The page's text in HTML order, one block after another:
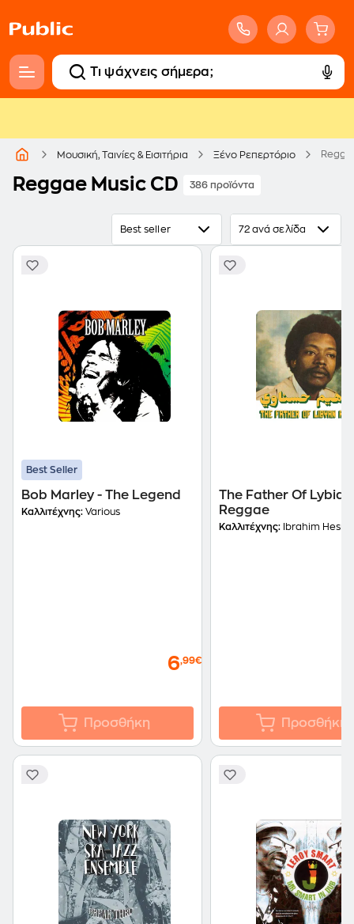
Μουσική, Ταινίες & Εισιτήρια Ξένο Ρεπερτόριο
Reggae Music CD 386 προϊόντα
Best seller 72 ανά σελίδα
Best Seller
Bob Marley - The Legend
Καλλιτέχνης: Various
6,99€
Προσθήκη
The Father Of Lybian
Reggae
Καλλιτέχνης: Ibrahim
Προσθήκη